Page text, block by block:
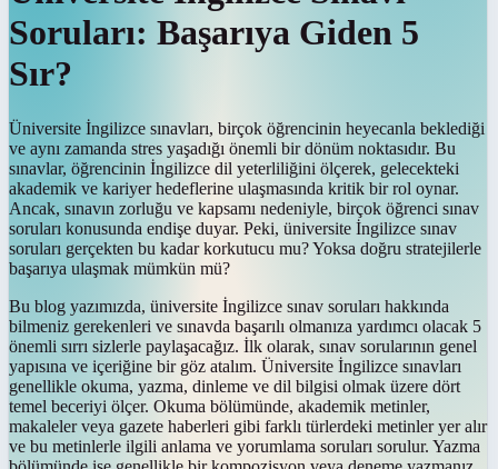
Soruları: Başarıya Giden 5
Sır?
Üniversite İngilizce sınavları, birçok öğrencinin heyecanla beklediği
ve aynı zamanda stres yaşadığı önemli bir dönüm noktasıdır. Bu
sınavlar, öğrencinin İngilizce dil yeterliliğini ölçerek, gelecekteki
akademik ve kariyer hedeflerine ulaşmasında kritik bir rol oynar.
Ancak, sınavın zorluğu ve kapsamı nedeniyle, birçok öğrenci sınav
soruları konusunda endişe duyar. Peki, üniversite İngilizce sınav
soruları gerçekten bu kadar korkutucu mu? Yoksa doğru stratejilerle
başarıya ulaşmak mümkün mü?
Bu blog yazımızda, üniversite İngilizce sınav soruları hakkında
bilmeniz gerekenleri ve sınavda başarılı olmanıza yardımcı olacak 5
önemli sırrı sizlerle paylaşacağız. İlk olarak, sınav sorularının genel
yapısına ve içeriğine bir göz atalım. Üniversite İngilizce sınavları
genellikle okuma, yazma, dinleme ve dil bilgisi olmak üzere dört
temel beceriyi ölçer. Okuma bölümünde, akademik metinler,
makaleler veya gazete haberleri gibi farklı türlerdeki metinler yer alır
ve bu metinlerle ilgili anlama ve yorumlama soruları sorulur. Yazma